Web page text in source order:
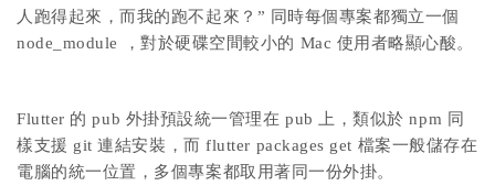
人跑得起來，而我的跑不起來？” 同時每個專案都獨立一個
node_module ，對於硬碟空間較小的 Mac 使用者略顯心酸。
Flutter 的 pub 外掛預設統一管理在 pub 上，類似於 npm 同
樣支援 git 連結安裝，而 flutter packages get 檔案一般儲存在
電腦的統一位置，多個專案都取用著同一份外掛。